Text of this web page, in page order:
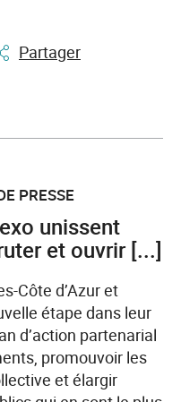
Partager
PRESSE
unissent
et ouvrir [...]
Côte d’Azur et
étape dans leur
d’action partenarial
promouvoir les
et élargir